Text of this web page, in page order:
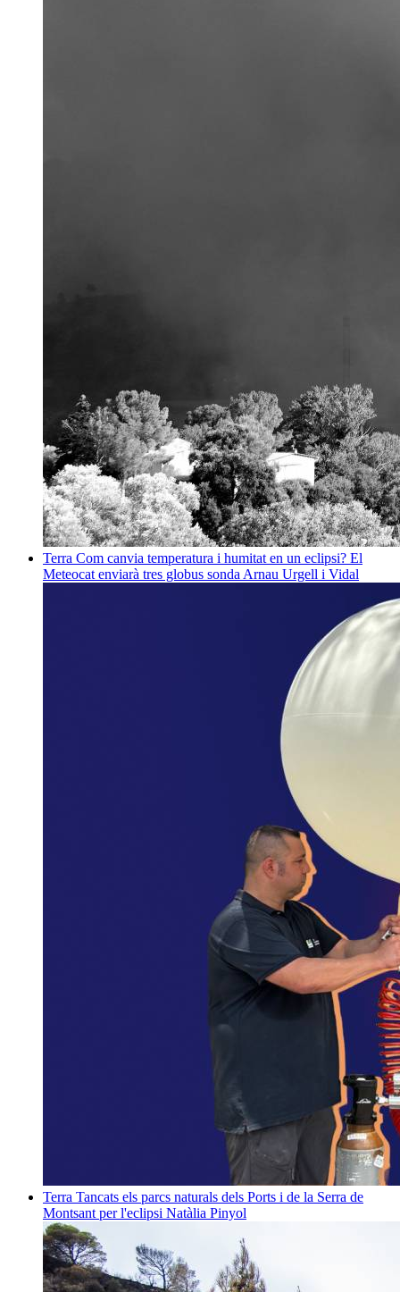
Terra Com canvia temperatura i humitat en un eclipsi? El
Meteocat enviarà tres globus sonda Arnau Urgell i Vidal
Terra Tancats els parcs naturals dels Ports i de la Serra de
Montsant per l'eclipsi Natàlia Pinyol